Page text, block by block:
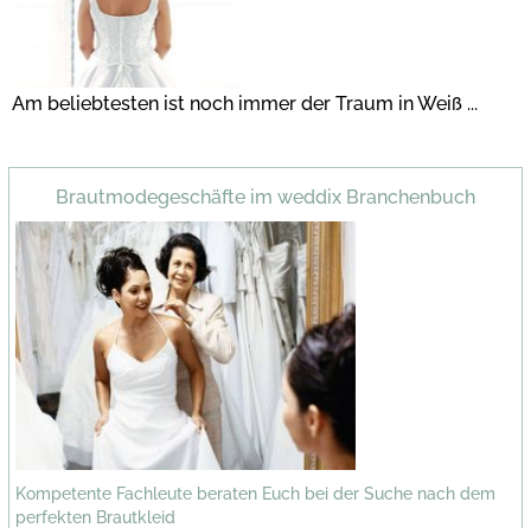
Am beliebtesten ist noch immer der Traum in Weiß ...
Brautmodegeschäfte im weddix Branchenbuch
Kompetente Fachleute beraten Euch bei der Suche nach dem
perfekten Brautkleid